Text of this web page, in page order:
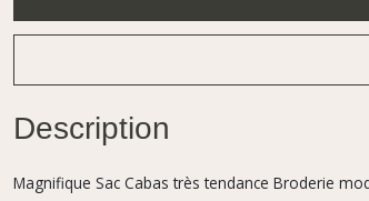
Description
Magnifique Sac Cabas très tendance Broderie